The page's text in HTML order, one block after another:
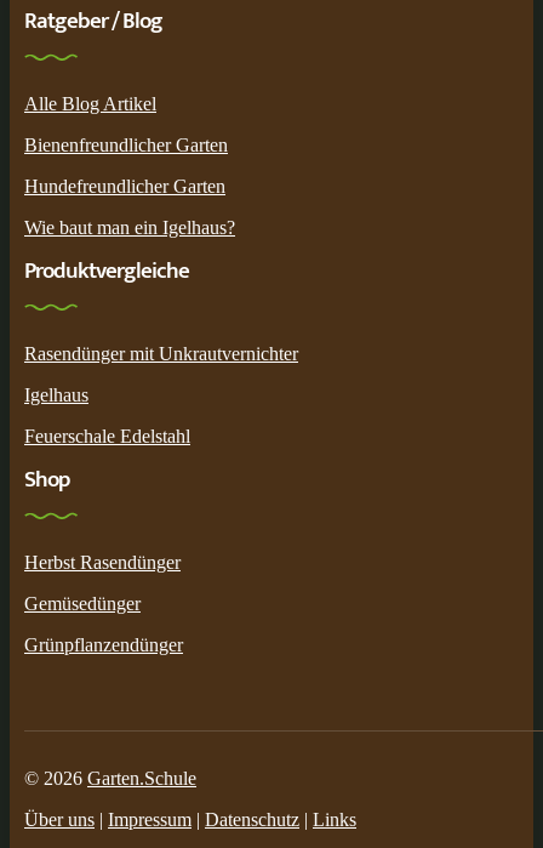
Ratgeber / Blog
Alle Blog Artikel
Bienenfreundlicher Garten
Hundefreundlicher Garten
Wie baut man ein Igelhaus?
Produktvergleiche
Rasendünger mit Unkrautvernichter
Igelhaus
Feuerschale Edelstahl
Shop
Herbst Rasendünger
Gemüsedünger
Grünpflanzendünger
© 2026 Garten.Schule
Über uns | Impressum | Datenschutz | Links